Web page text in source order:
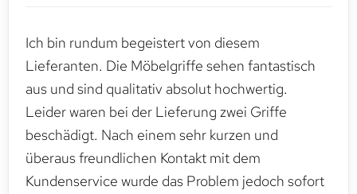
Ich bin rundum begeistert von diesem
Lieferanten. Die Möbelgriffe sehen fantastisch
aus und sind qualitativ absolut hochwertig.
Leider waren bei der Lieferung zwei Griffe
beschädigt. Nach einem sehr kurzen und
überaus freundlichen Kontakt mit dem
Kundenservice wurde das Problem jedoch sofort